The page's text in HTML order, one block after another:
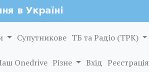
Супутникове ТБ та Радіо (ТРК)
Onedrive Різне Вхід Реєстрація